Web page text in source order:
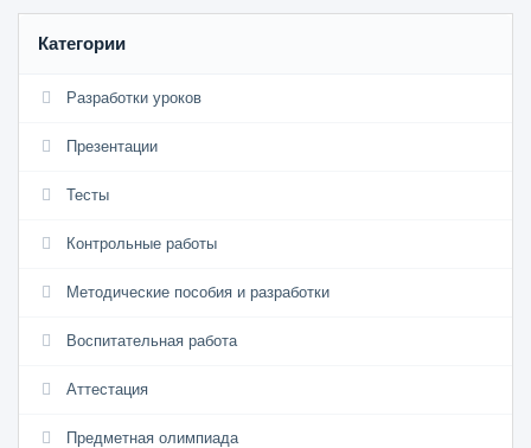
Категории
Разработки уроков
Презентации
Тесты
Контрольные работы
Методические пособия и разработки
Воспитательная работа
Аттестация
Предметная олимпиада